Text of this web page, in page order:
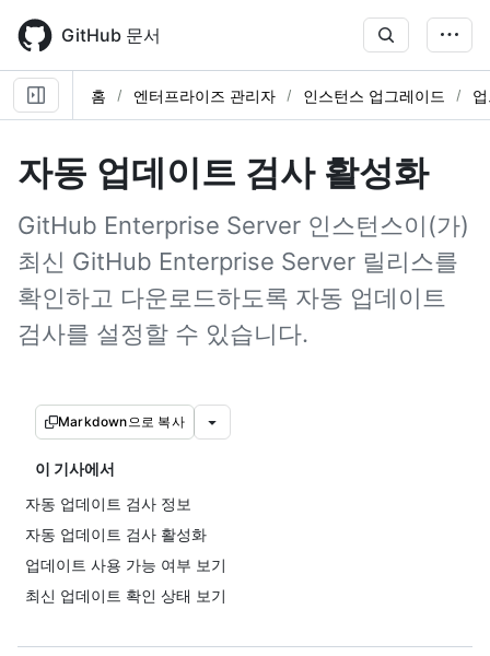
main
content
GitHub 문서
홈 엔터프라이즈 관리자 인스턴스 업그레이드
자동 업데이트 검사 활성화
GitHub Enterprise Server 인스턴스이(가)
최신 GitHub Enterprise Server 릴리스를
확인하고 다운로드하도록 자동 업데이트
검사를 설정할 수 있습니다.
Markdown으로 복사
이 기사에서
자동 업데이트 검사 정보
자동 업데이트 검사 활성화
업데이트 사용 가능 여부 보기
최신 업데이트 확인 상태 보기